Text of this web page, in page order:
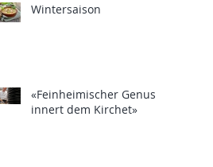
Wintersaison
«Feinheimischer Genuss
innert dem Kirchet»